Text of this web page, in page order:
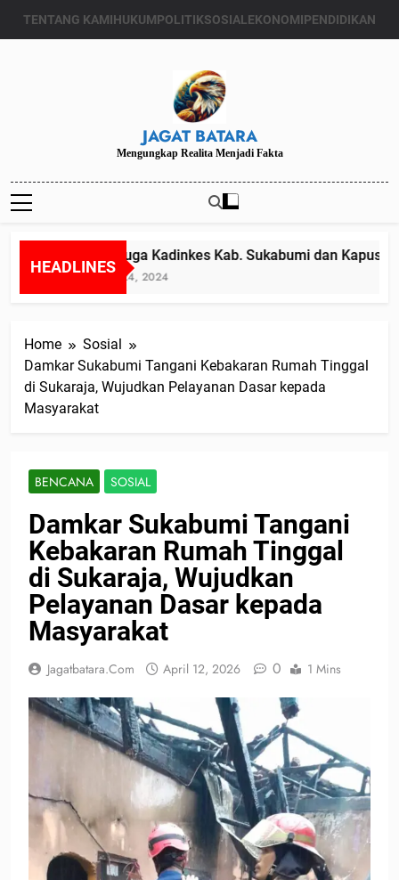
TENTANG KAMIHUKUMPOLITIKSOSIALEKONOMIPENDIDIKAN
JAGAT BATARA
Mengungkap Realita Menjadi Fakta
HEADLINES
Diduga Kadinkes Kab. Sukabumi dan
Juli 24, 2024
Home
Sosial
Damkar Sukabumi Tangani Kebakaran Rumah Tinggal
di Sukaraja, Wujudkan Pelayanan Dasar kepada
Masyarakat
BENCANA SOSIAL
Damkar Sukabumi Tangani
Kebakaran Rumah Tinggal
di Sukaraja, Wujudkan
Pelayanan Dasar kepada
Masyarakat
Jagatbatara.com April 12, 2026 0 1 Mins